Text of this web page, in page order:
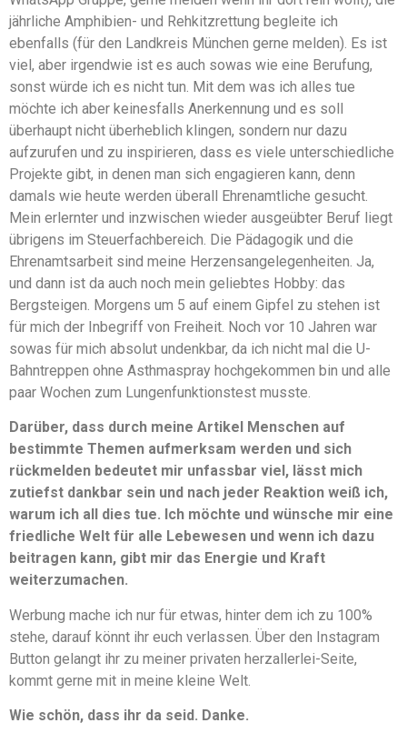
jährliche Amphibien- und Rehkitzrettung begleite ich
ebenfalls (für den Landkreis München gerne melden). Es ist
viel, aber irgendwie ist es auch sowas wie eine Berufung,
sonst würde ich es nicht tun. Mit dem was ich alles tue
möchte ich aber keinesfalls Anerkennung und es soll
überhaupt nicht überheblich klingen, sondern nur dazu
aufzurufen und zu inspirieren, dass es viele unterschiedliche
Projekte gibt, in denen man sich engagieren kann, denn
damals wie heute werden überall Ehrenamtliche gesucht.
Mein erlernter und inzwischen wieder ausgeübter Beruf liegt
übrigens im Steuerfachbereich. Die Pädagogik und die
Ehrenamtsarbeit sind meine Herzensangelegenheiten. Ja,
und dann ist da auch noch mein geliebtes Hobby: das
Bergsteigen. Morgens um 5 auf einem Gipfel zu stehen ist
für mich der Inbegriff von Freiheit. Noch vor 10 Jahren war
sowas für mich absolut undenkbar, da ich nicht mal die U-
Bahntreppen ohne Asthmaspray hochgekommen bin und alle
paar Wochen zum Lungenfunktionstest musste.
Darüber, dass durch meine Artikel Menschen auf
bestimmte Themen aufmerksam werden und sich
rückmelden bedeutet mir unfassbar viel, lässt mich
zutiefst dankbar sein und nach jeder Reaktion weiß ich,
warum ich all dies tue. Ich möchte und wünsche mir eine
friedliche Welt für alle Lebewesen und wenn ich dazu
beitragen kann, gibt mir das Energie und Kraft
weiterzumachen.
Werbung mache ich nur für etwas, hinter dem ich zu 100%
stehe, darauf könnt ihr euch verlassen. Über den Instagram
Button gelangt ihr zu meiner privaten herzallerlei-Seite,
kommt gerne mit in meine kleine Welt.
Wie schön, dass ihr da seid. Danke.